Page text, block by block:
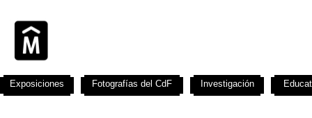
Exposiciones Fotografías del CdF Investigación